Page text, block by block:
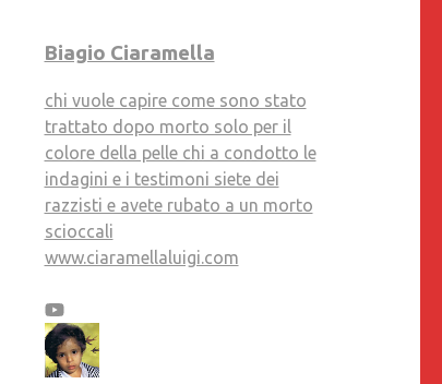
ISTANTE.
SENTENZA
PRONUNCIATA
IMMEDIATAMENTE!!!
Biagio Ciaramella
chi vuole capire come sono stato
trattato dopo morto solo per il
colore della pelle chi a condotto le
indagini e i testimoni siete dei
razzisti e avete rubato a un morto
scioccali
www.ciaramellaluigi.com